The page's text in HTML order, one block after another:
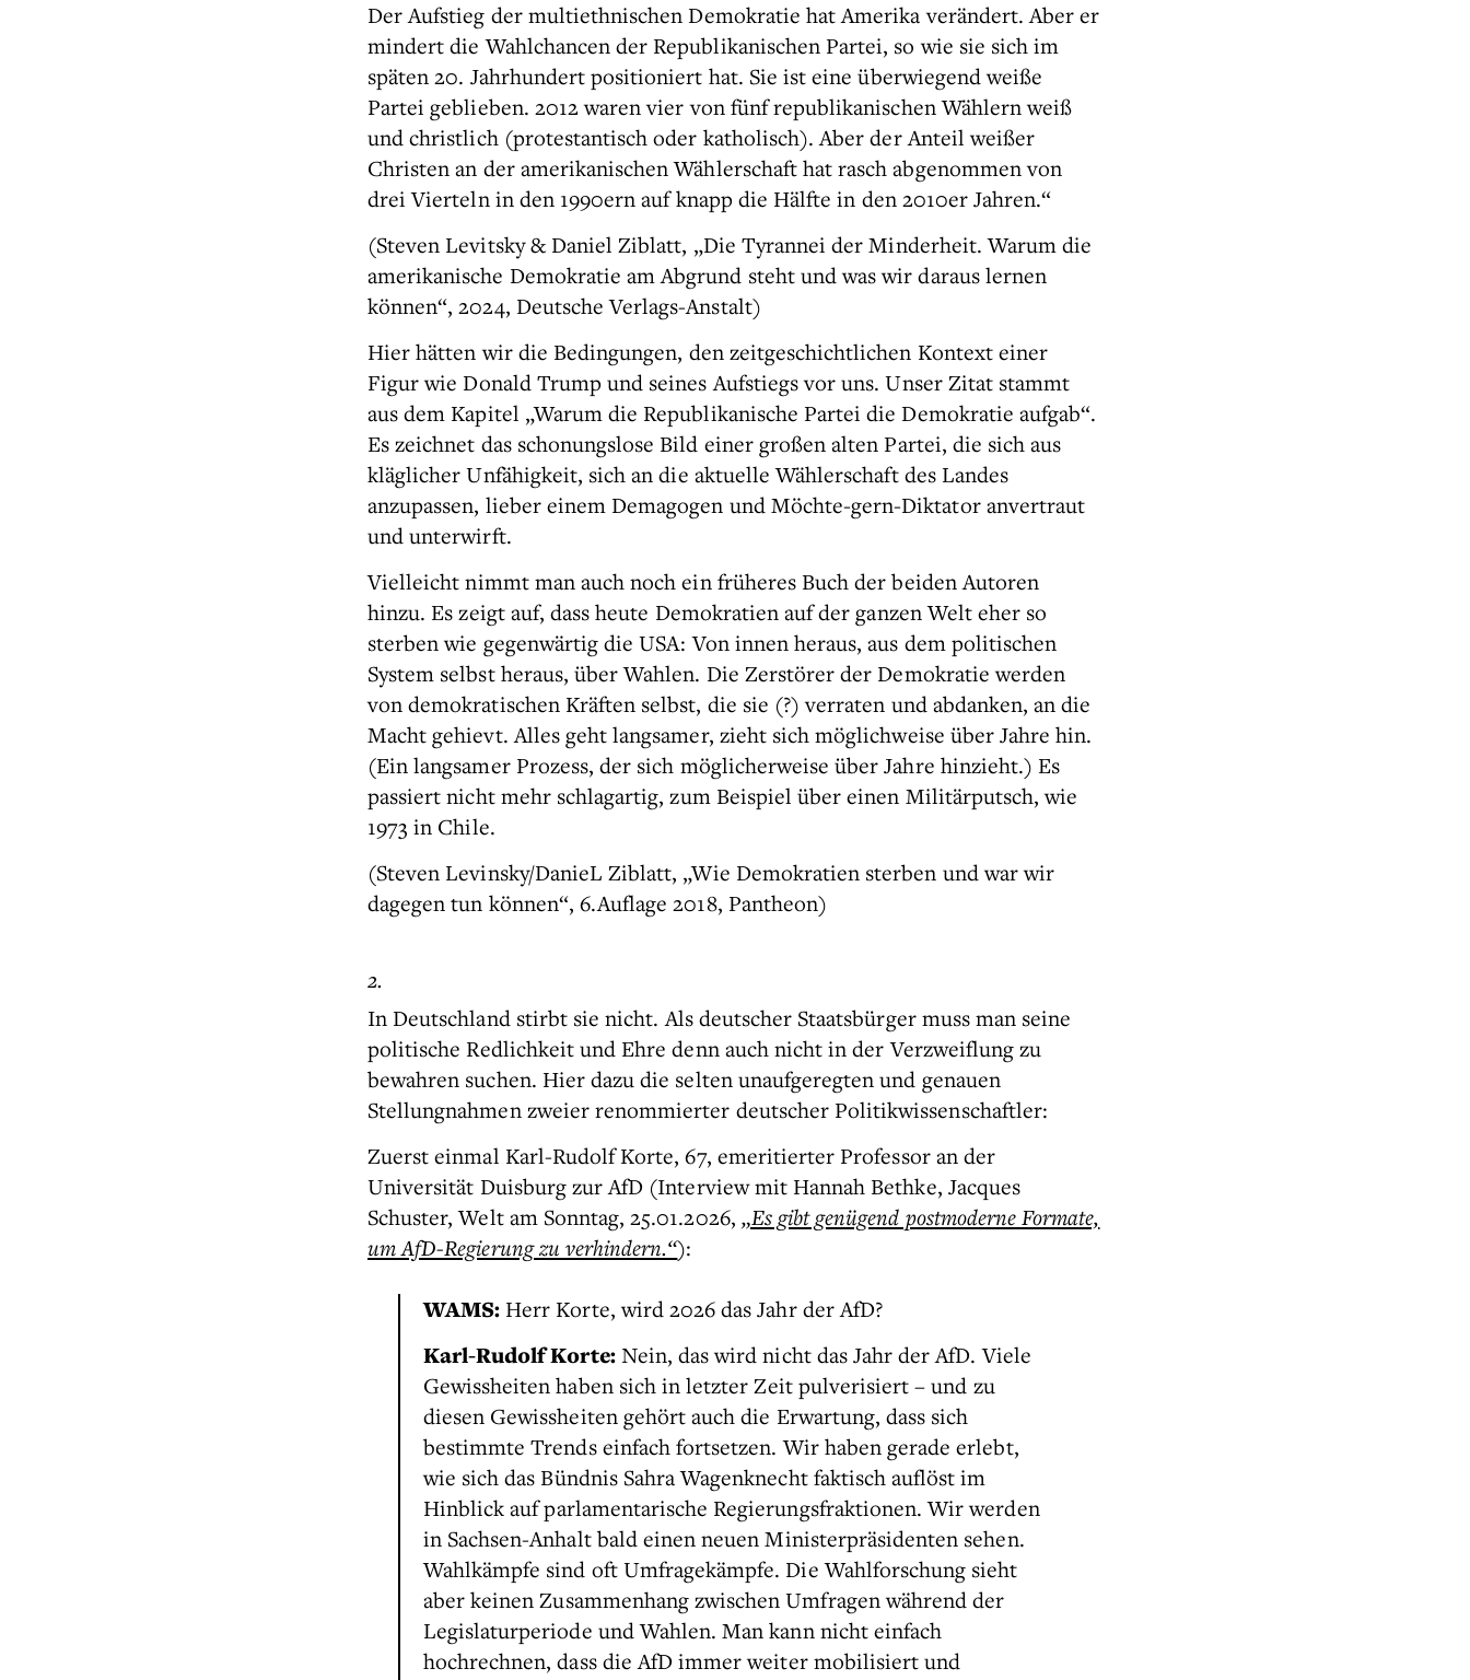
Der Aufstieg der multiethnischen Demokratie hat Amerika verändert. Aber er
mindert die Wahlchancen der Republikanischen Partei, so wie sie sich im
späten 20. Jahrhundert positioniert hat. Sie ist eine überwiegend weiße
Partei geblieben. 2012 waren vier von fünf republikanischen Wählern weiß
und christlich (protestantisch oder katholisch). Aber der Anteil weißer
Christen an der amerikanischen Wählerschaft hat rasch abgenommen von
drei Vierteln in den 1990ern auf knapp die Hälfte in den 2010er Jahren.“
(Steven Levitsky & Daniel Ziblatt, „Die Tyrannei der Minderheit. Warum die
amerikanische Demokratie am Abgrund steht und was wir daraus lernen
können“, 2024, Deutsche Verlags-Anstalt)
Hier hätten wir die Bedingungen, den zeitgeschichtlichen Kontext einer
Figur wie Donald Trump und seines Aufstiegs vor uns. Unser Zitat stammt
aus dem Kapitel „Warum die Republikanische Partei die Demokratie aufgab“.
Es zeichnet das schonungslose Bild einer großen alten Partei, die sich aus
kläglicher Unfähigkeit, sich an die aktuelle Wählerschaft des Landes
anzupassen, lieber einem Demagogen und Möchte-gern-Diktator anvertraut
und unterwirft.
Vielleicht nimmt man auch noch ein früheres Buch der beiden Autoren
hinzu. Es zeigt auf, dass heute Demokratien auf der ganzen Welt eher so
sterben wie gegenwärtig die USA: Von innen heraus, aus dem politischen
System selbst heraus, über Wahlen. Die Zerstörer der Demokratie werden
von demokratischen Kräften selbst, die sie (?) verraten und abdanken, an die
Macht gehievt. Alles geht langsamer, zieht sich möglichweise über Jahre hin.
(Ein langsamer Prozess, der sich möglicherweise über Jahre hinzieht.) Es
passiert nicht mehr schlagartig, zum Beispiel über einen Militärputsch, wie
1973 in Chile.
(Steven Levinsky/DanieL Ziblatt, „Wie Demokratien sterben und war wir
dagegen tun können“, 6.Auflage 2018, Pantheon)
2.
In Deutschland stirbt sie nicht. Als deutscher Staatsbürger muss man seine
politische Redlichkeit und Ehre denn auch nicht in der Verzweiflung zu
bewahren suchen. Hier dazu die selten unaufgeregten und genauen
Stellungnahmen zweier renommierter deutscher Politikwissenschaftler:
Zuerst einmal Karl-Rudolf Korte, 67, emeritierter Professor an der
Universität Duisburg zur AfD (Interview mit Hannah Bethke, Jacques
Schuster, Welt am Sonntag, 25.01.2026, „Es gibt genügend postmoderne Formate,
um AfD-Regierung zu verhindern.“):
WAMS: Herr Korte, wird 2026 das Jahr der AfD?
Karl-Rudolf Korte:Nein, das wird nicht das Jahr der AfD. Viele
Gewissheiten haben sich in letzter Zeit pulverisiert – und zu
diesen Gewissheiten gehört auch die Erwartung, dass sich
bestimmte Trends einfach fortsetzen. Wir haben gerade erlebt,
wie sich das Bündnis Sahra Wagenknecht faktisch auflöst im
Hinblick auf parlamentarische Regierungsfraktionen. Wir werden
in Sachsen-Anhalt bald einen neuen Ministerpräsidenten sehen.
Wahlkämpfe sind oft Umfragekämpfe. Die Wahlforschung sieht
aber keinen Zusammenhang zwischen Umfragen während der
Legislaturperiode und Wahlen. Man kann nicht einfach
hochrechnen, dass die AfD immer weiter mobilisiert und